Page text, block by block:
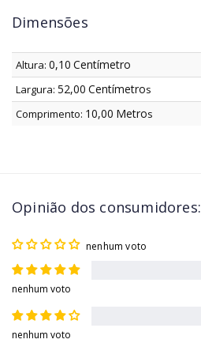
Dimensões
Altura: 0,10 Centímetro
Largura: 52,00 Centímetros
Comprimento: 10,00 Metros
Opinião dos consumidores:
nenhum voto
nenhum voto
nenhum voto